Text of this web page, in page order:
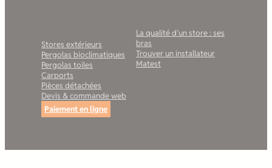
Stores extérieurs
Pergolas bioclimatiques
Pergolas toiles
Carports
Pièces détachées
Devis & commande web
Paiement en ligne
La qualité d’un store : ses
bras
Trouver un installateur
Matest